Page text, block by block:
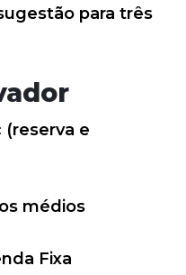
para três
(reserva e
médios
Fixa